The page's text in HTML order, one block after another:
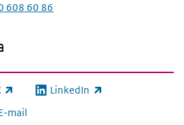
608 60 86
link) LinkedIn
(externe link)
mail